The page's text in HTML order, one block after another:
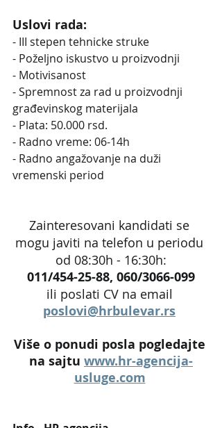
Uslovi rada:
- III stepen tehnicke struke
- Poželjno iskustvo u proizvodnji
- Motivisanost
- Spremnost za rad u proizvodnji
građevinskog materijala
- Plata: 50.000 rsd.
- Radno vreme: 06-14h
- Radno angažovanje na duži
vremenski period
Zainteresovani kandidati se
mogu javiti na telefon u periodu
od 08:30h - 16:30h:
011/454-25-88, 060/3066-099
ili poslati CV na email
poslovi@hrbulevar.rs
Više o ponudi posla pogledajte
na sajtu www.hr-agencija-
usluge.com